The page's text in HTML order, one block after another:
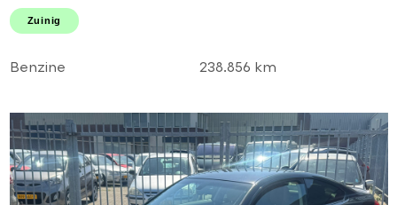
staat! Navi l Airco ECC l
Cruise l Trekhaak l PDC l
Zuinig
Benzine 238.856 km